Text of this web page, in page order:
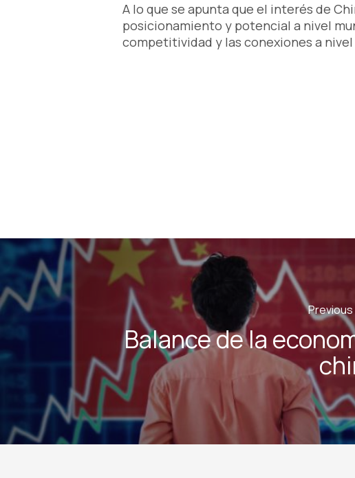
A lo que se apunta que el interés de
posicionamiento y potencial a nivel
competitividad y las conexiones a nivel
Balance de la